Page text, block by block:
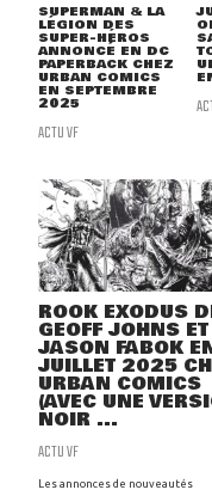
SUPERMAN & LA
LÉGION DES
SUPER-HÉROS
ANNONCÉ EN DC
PAPERBACK CHEZ
URBAN COMICS
EN SEPTEMBRE
2025
ACTU VF
ROOK EXODUS
GEOFF JOHNS ET
JASON FABOK
JUILLET 2025
URBAN COMICS
(AVEC UNE
NOIR ...
ACTU VF
Les annonces de nouveautés